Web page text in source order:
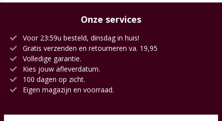
Onze services
Voor 23:59u besteld, dinsdag in huis!
Gratis verzenden en retourneren va. 19,95
Volledige garantie.
Kies jouw afleverdatum.
100 dagen op zicht.
Eigen magazijn en voorraad.